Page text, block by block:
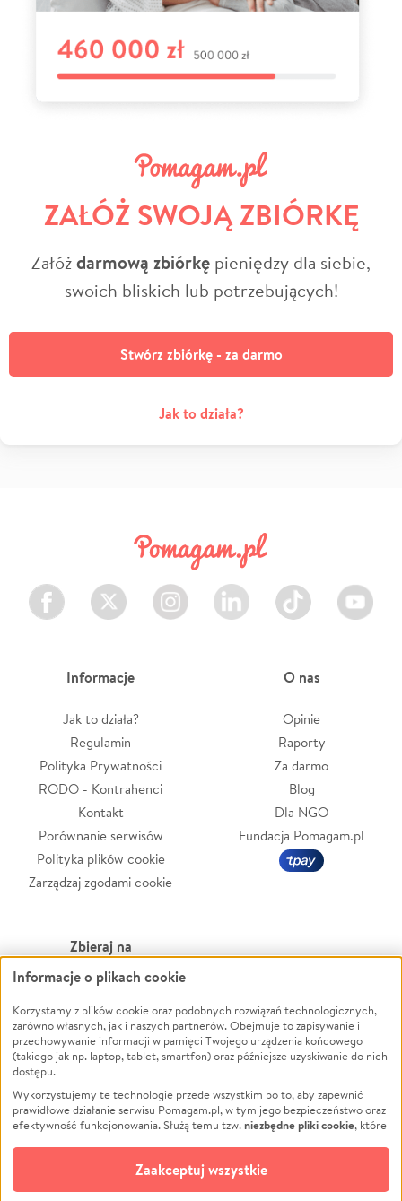
ZAŁÓŻ SWOJĄ ZBIÓRKĘ
Załóżdarmową zbiórkę pieniędzy dla siebie,
swoich bliskich lub potrzebujących!
Stwórz zbiórkę - za darmo
Jak to działa?
Facebook Twitter Instagram LinkedIn TikTok Youtube
Informacje
Jak to działa?
Regulamin
Polityka Prywatności
RODO - Kontrahenci
Kontakt
Porównanie serwisów
Polityka plików cookie
Zarządzaj zgodami cookie
O nas
Opinie
Raporty
Za darmo
Blog
Dla NGO
Fundacja Pomagam.pl
Zbieraj na
Leczenie
Zwierzęta
Pożar
Ukraina
Pomoc Finansowa
Projekty
Pogrzeb
Społeczność lokalna
Kultura
Powódź
Wichura
NGO
Edukacja
Podróż
Impreza
Ochrona środowiska
Biznes
Informacje o plikach cookie
Korzystamy z plików cookie oraz podobnych rozwiązań technologicznych,
zarówno własnych, jak i naszych partnerów. Obejmuje to zapisywanie i
przechowywanie informacji w pamięci Twojego urządzenia końcowego
(takiego jak np. laptop, tablet, smartfon) oraz późniejsze uzyskiwanie do nich
dostępu.
Wykorzystujemy te technologie przede wszystkim po to, aby zapewnić
prawidłowe działanie serwisu Pomagam.pl, w tym jego bezpieczeństwo oraz
efektywność funkcjonowania. Służą temu tzw.niezbędne pliki cookie, które
opcjonalnych plików cookie
technologii do celów analitycznych i retargetingowych. Możesz wyrazić
zgodę na ich stosowanie lub jej odmówić. W dowolnym momencie masz
Zaakceptuj wszystkie